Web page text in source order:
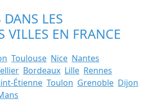
LES
VILLES EN FRANCE
Toulouse Nice Nantes
Bordeaux Lille Rennes
Étienne Toulon Grenoble Dijon